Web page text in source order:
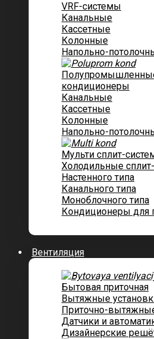
VRF-системы
Канальные
Касcетные
Колонные
Напольно-
кондиционеры
Канальные
Кассетные
Колонные
Напольно-
Мульти сплит-
Холодильные
Настенного типа
Канального типа
Моноблочного типа
Кондиционеры для
Вентиляция
Бытовая приточная
Вытяжные
Приточно-
Датчики и
Дизайнерские